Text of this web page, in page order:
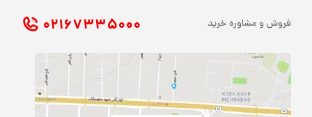
فروش و مشاوره خرید ۰۲۱ ۶۷۳۳۵۰۰۰